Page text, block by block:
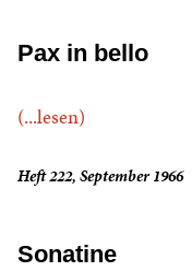
Pax in bello
(...lesen)
Heft 222, September 1966
Sonatine